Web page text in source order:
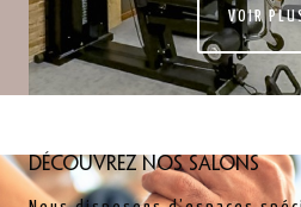
VOIR
Découvrez nos salons